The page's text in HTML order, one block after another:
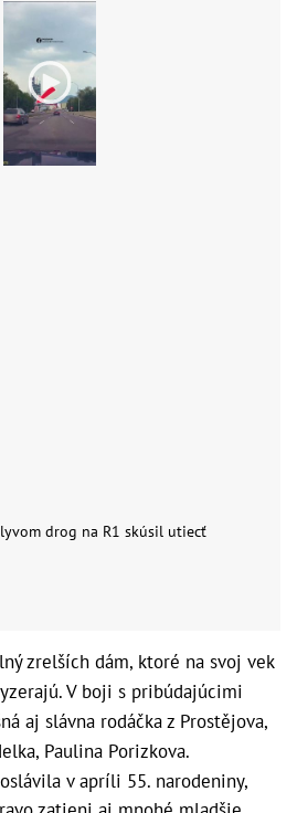
drog na R1 skúsil utiecť
zrelších dám, ktoré na svoj vek
V boji s pribúdajúcimi
aj slávna rodáčka z Prostějova,
Paulina Porizkova.
v apríli 55. narodeniny,